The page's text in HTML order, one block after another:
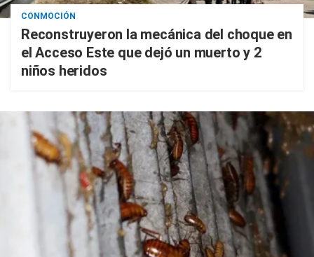
CONMOCIÓN
Reconstruyeron la mecánica del choque en
el Acceso Este que dejó un muerto y 2
niños heridos